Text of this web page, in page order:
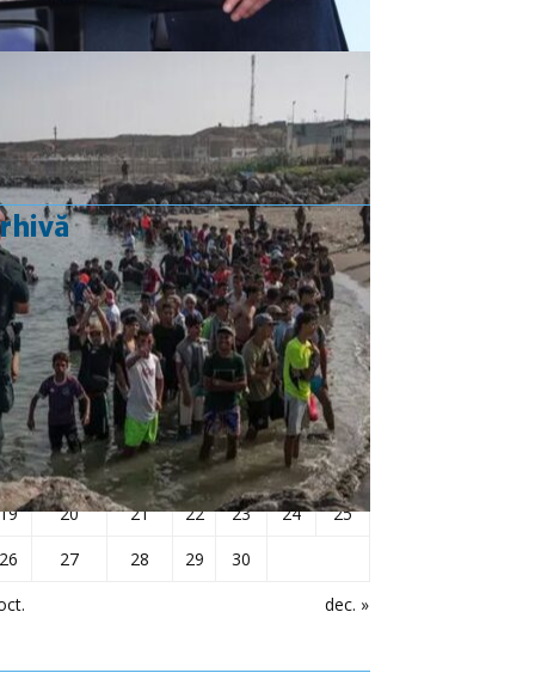
»
Rezultat:
noiembrie 2018
L Ma Mi J V S D
dec. »
1 2 3
4
5
6 7 8 9 10
11
13 14 15 16 17
18
20 21 22 23 24
25
26
27 28 29 30